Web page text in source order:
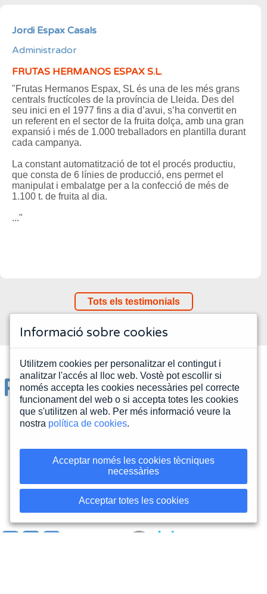
Jordi Espax Casals
Administrador
FRUTAS HERMANOS ESPAX S.L.
"Frutas Hermanos Espax, SL és una de les més grans
centrals fructícoles de la província de Lleida. Des del
seu inici en el 1977 fins a dia d’avui, s’ha convertit en
un referent en el sector de la fruita dolça, amb una gran
expansió i més de 1.000 treballadors en plantilla durant
cada campanya.
La constant automatització de tot el procés productiu,
que consta de 6 línies de producció, ens permet el
manipulat i embalatge per a la confecció de més de
1.100 t. de fruita al dia.
..."
Tots els testimonials
Partners tecnològics i
distribuïdors
Informació sobre cookies
Utilitzem cookies per personalitzar el contingut i
analitzar l'accés al lloc web. Vostè pot escollir si
només accepta les cookies necessàries pel correcte
funcionament del web o si accepta totes les cookies
que s'utilitzen al web. Per més informació veure la
nostra política de cookies.
Acceptar només les cookies tècniques
necessàries
Acceptar totes les cookies